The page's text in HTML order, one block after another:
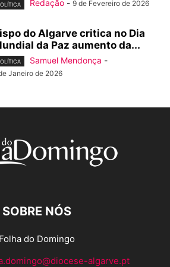
Redação - 9 de Fevereiro de 2026
do Algarve critica no Dia
da Paz aumento da...
Samuel Mendonça -
Janeiro de 2026
SOBRE NÓS
Folha do Domingo
algarve.pt